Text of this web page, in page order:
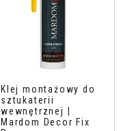
Klej montażowy do
sztukaterii
wewnętrznej |
Mardom Decor Fix